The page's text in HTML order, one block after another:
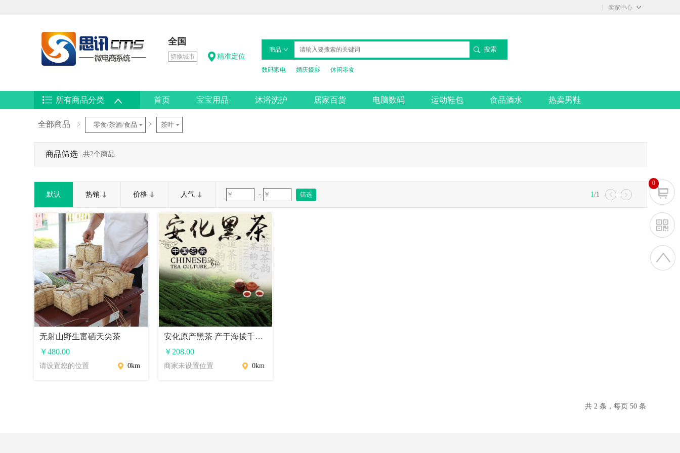
◇
卖家中心
全国
切换城市 精准定位
商品 搜索
数码家电 婚庆摄影 休闲零食
所有商品分类 首页 宝宝用品 沐浴洗护 居家百货 电脑数码 运动鞋包 食品酒水 热卖男鞋
全部商品 零食/茶酒/食品 茶叶
商品筛选 共2个商品
默认 热销 价格 人气 - 1/1
无射山野生富硒天尖茶
￥480.00
请设置您的位置 0km
安化原产黑茶 产于海拔千米云台大山无污染 一盒两条（350g）
￥ 208.00
商家未设置位置 0km
共 2 条，每页 50 条
0